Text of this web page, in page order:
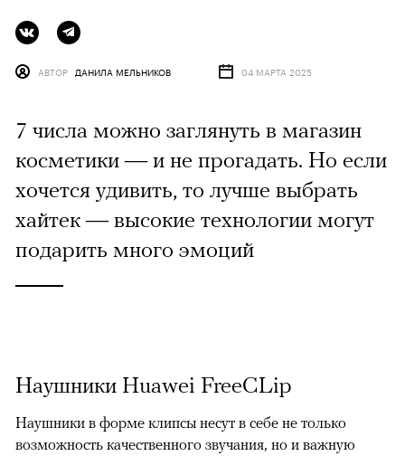
АВТОР ДАНИЛА МЕЛЬНИКОВ 04 МАРТА 2025
7 числа можно заглянуть в магазин
косметики — и не прогадать. Но если
хочется удивить, то лучше выбрать
хайтек — высокие технологии могут
подарить много эмоций
Наушники Huawei FreeCLip
Наушники в форме клипсы несут в себе не только
возможность качественного звучания, но и важную